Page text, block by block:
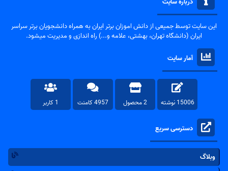
این سایت توسط جمیعی از دانش اموزان برتر ایران به همراه دانشجویان برتر سراسر
ایران (دانشگاه تهران، بهشتی، علامه و...) راه اندازی و مدیریت میشود.
آمار سایت
15006 نوشته 2 محصول 4957 کامنت 1 کاربر
دسترسی سریع
وبلاگ